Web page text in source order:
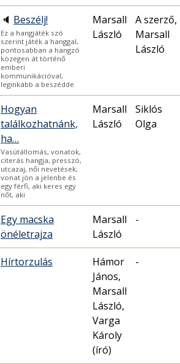
🔈 Beszélj!
Ez a hangjáték szó
szerint játék a hanggal,
pontosabban a hangzó
közegen át történő
emberi
kommunikációval,
leginkább a beszédde
Marsall
László
A szerző,
Marsall
László
Hogyan
találkozhatnánk,
ha…
Vasútállomás, vonatok,
citerás hangja, presszó,
utcazaj, női nevetések,
vonat jön a jelenbe és
egy férfi, aki keres egy
nőt, aki
Marsall
László
Siklós
Olga
Egy macska
önéletrajza
Marsall
László
-
Hírtorzulás
Hámor
János,
Marsall
László,
Varga
Károly
(író)
-